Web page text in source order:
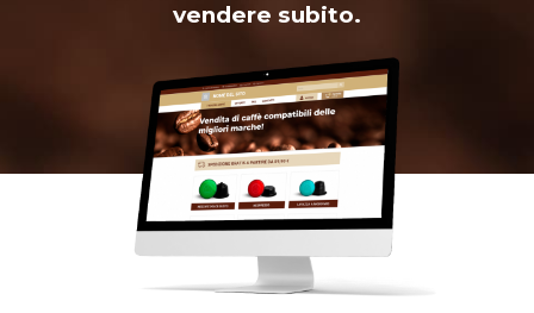
vendere subito.